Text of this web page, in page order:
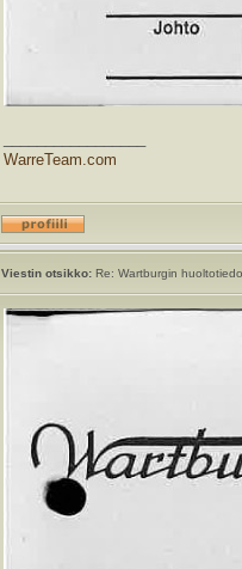
WarreTeam.com
Viestin otsikko:Re: Wartburgin